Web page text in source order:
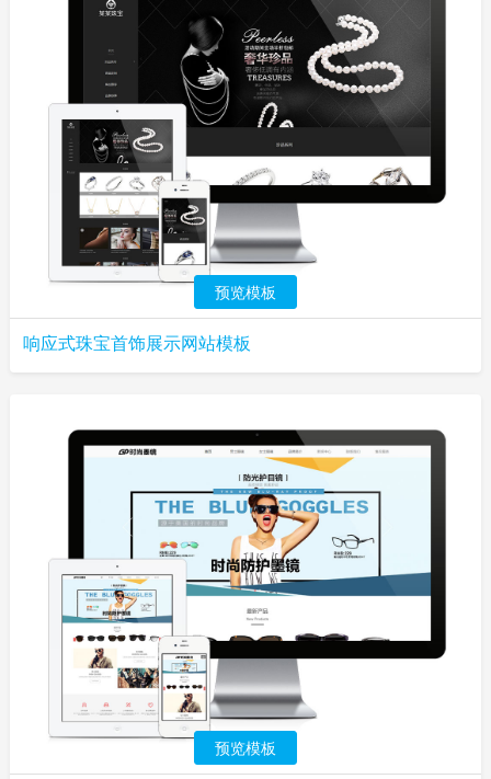
预览模板
响应式珠宝首饰展示网站模板
预览模板